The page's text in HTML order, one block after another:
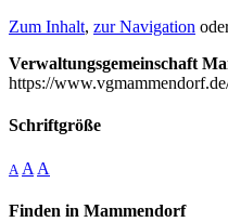
Zum Inhalt, zur Navigation
Verwaltungsgemeinschaft
https://
Schriftgröße
A A A
Finden in Mammendorf